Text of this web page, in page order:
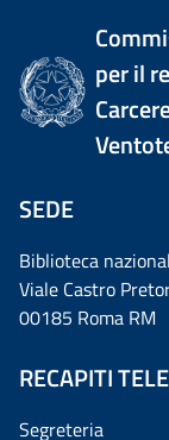
per il
SEDE
Biblioteca
Viale Castro
00185 Roma RM
RECAPITI
Segreteria